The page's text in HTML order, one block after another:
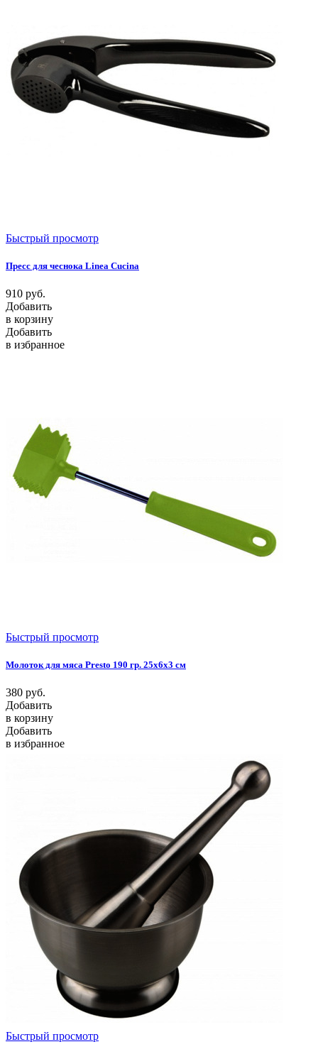
Быстрый просмотр
Пресс для чеснока Linea Cucina
910 руб.
Добавить
в корзину
Добавить
в избранное
Быстрый просмотр
Молоток для мяса Presto 190 гр. 25х6x3 см
380 руб.
Добавить
в корзину
Добавить
в избранное
Быстрый просмотр